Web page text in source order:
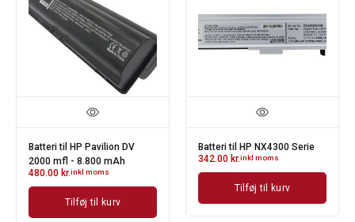
Batteri til HP Pavilion DV
2000 mfl - 8.800 mAh
480.00 kr.inkl moms
Tilføj til kurv
Batteri til HP NX4300 Serie
342.00 kr.inkl moms
Tilføj til kurv